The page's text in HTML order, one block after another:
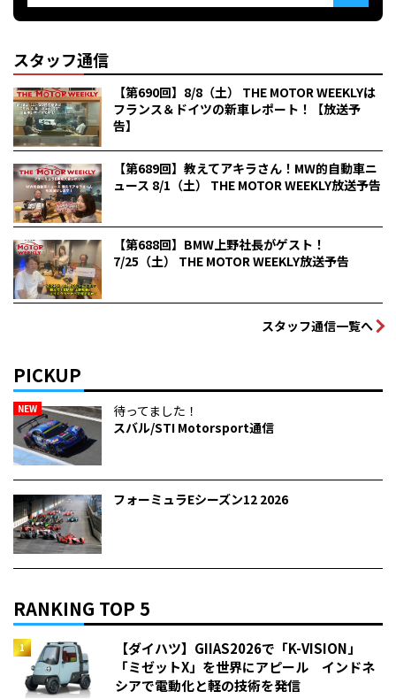
スタッフ通信
【第690回】8/8（土） THE MOTOR WEEKLYは
フランス＆ドイツの新車レポート！【放送予
告】
【第689回】教えてアキラさん！MW的自動車ニ
ュース 8/1（土） THE MOTOR WEEKLY放送予告
【第688回】BMW上野社長がゲスト！
7/25（土） THE MOTOR WEEKLY放送予告
スタッフ通信一覧へ
PICKUP
NEW
待ってました！
スバル/STI Motorsport通信
フォーミュラEシーズン12 2026
RANKING TOP 5
【ダイハツ】GIIAS2026で「K-VISION」
「ミゼットX」を世界にアピール インドネ
シアで電動化と軽の技術を発信